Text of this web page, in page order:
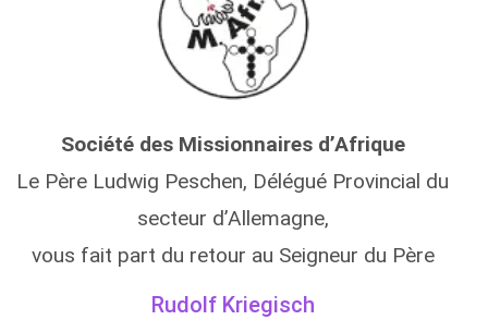
Société des Missionnaires d’Afrique
Le Père Ludwig Peschen, Délégué Provincial du
secteur d’Allemagne,
vous fait part du retour au Seigneur du Père
Rudolf Kriegisch